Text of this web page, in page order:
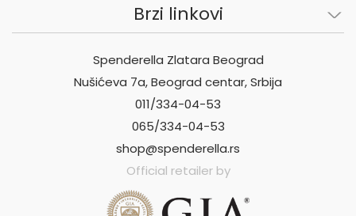
Brzi linkovi
Spenderella Zlatara Beograd
Nušićeva 7a, Beograd centar, Srbija
011/334-04-53
065/334-04-53
shop@spenderella.rs
Official retailer by